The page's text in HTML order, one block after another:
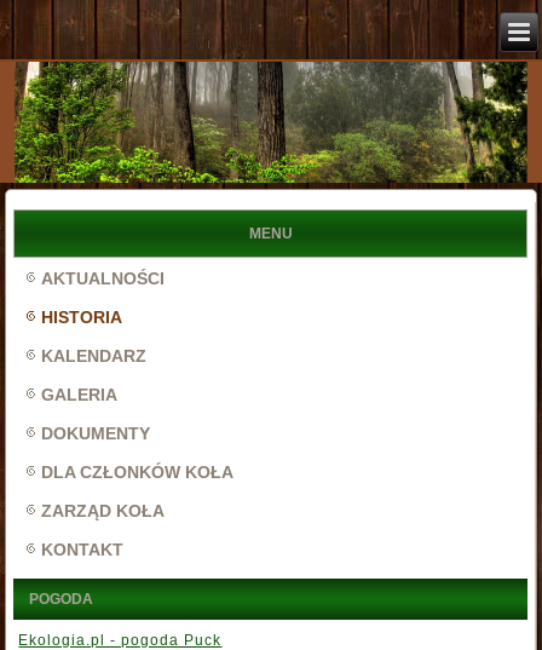
MENU
AKTUALNOŚCI
HISTORIA
KALENDARZ
GALERIA
DOKUMENTY
DLA CZŁONKÓW KOŁA
ZARZĄD KOŁA
KONTAKT
POGODA
Ekologia.pl - pogoda Puck